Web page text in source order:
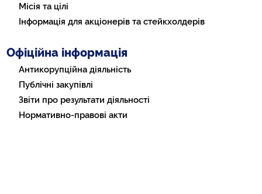
Місія та цілі
Інформація для акціонерів та стейкхолдерів
Офіційна інформація
Антикорупційна діяльність
Публічні закупівлі
Звіти про результати діяльності
Нормативно-правові акти